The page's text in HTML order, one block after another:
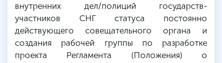
внутренних дел/полиций государств-
участников СНГ статуса постоянно
действующего совещательного органа и
создания рабочей группы по разработке
проекта Регламента (Положения) о